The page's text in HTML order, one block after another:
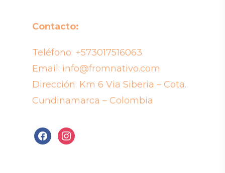
Contacto:
Teléfono: +573017516063
Email: info@fromnativo.com
Dirección: Km 6 Via Siberia – Cota.
Cundinamarca – Colombia
facebookinstagram